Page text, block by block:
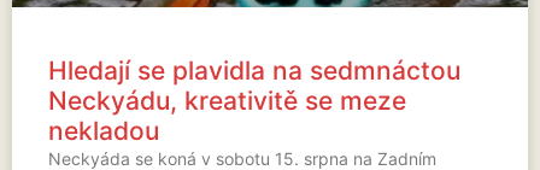
Hledají se plavidla na sedmnáctou
Neckyádu, kreativitě se meze
nekladou
Neckyáda se koná v sobotu 15. srpna na Zadním